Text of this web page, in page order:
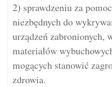
2) sprawdzeniu za
niezbędnych do
urządzeń zabronionych,
materiałów
mogących stanowić
zdrowia.